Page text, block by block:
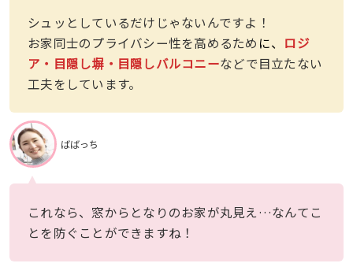
シュッとしているだけじゃないんですよ！
お家同士のプライバシー性を高めるため に、 ロジ
ア・目隠し塀・目隠しバルコニーなどで目立たない
工夫をしています。
ばばっち
これなら、窓からとなりのお家が丸見え…なんてこ
とを防ぐことができますね！